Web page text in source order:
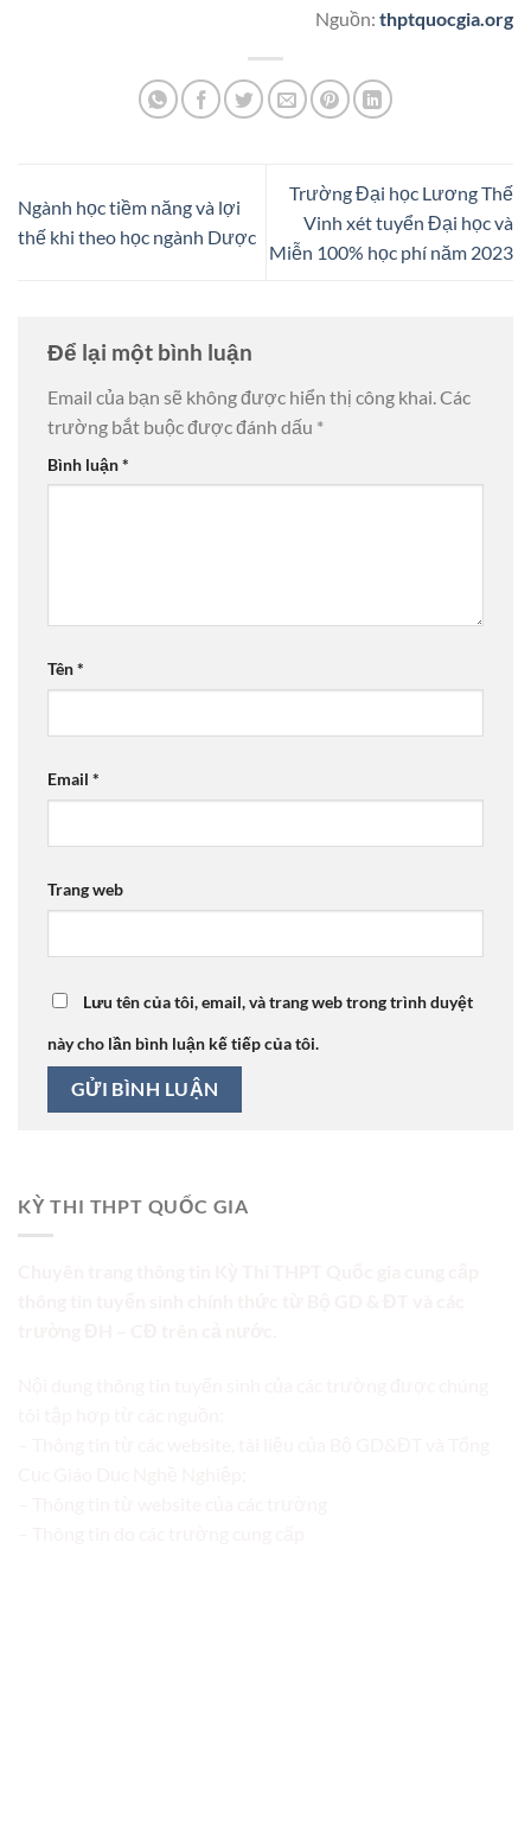
Nguồn: thptquocgia.org
Ngành học tiềm năng và lợi
thế khi theo học ngành Dược
Trường Đại học Lương Thế
Vinh xét tuyển Đại học và
Miễn 100% học phí năm 2023
Để lại một bình luận
Email của bạn sẽ không được hiển thị công khai. Các
trường bắt buộc được đánh dấu *
Bình luận*
Tên*
Email *
Trang web
Lưu tên của tôi, email, và trang web trong trình duyệt
này cho lần bình luận kế tiếp của tôi.
KỲ THI THPT QUỐC GIA